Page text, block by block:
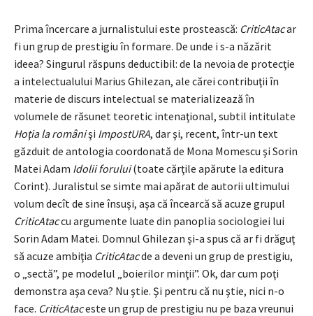
Prima încercare a jurnalistului este prostească: CriticAtacar
fi un grup de prestigiu în formare. De unde i s-a năzărit
ideea? Singurul răspuns deductibil: de la nevoia de protecţie
a intelectualului Marius Ghilezan, ale cărei contribuţii în
materie de discurs intelectual se materializează în
volumele de răsunet teoretic intenaţional, subtil intitulate
Hoţia la românişi ImpostURA, dar şi, recent, într-un text
găzduit de antologia coordonată de Mona Momescu şi Sorin
Matei Adam Idolii forului(toate cărţile apărute la editura
Corint). Juralistul se simte mai apărat de autorii ultimului
volum decît de sine însuşi, aşa că încearcă să acuze grupul
CriticAtaccu argumente luate din panoplia sociologiei lui
Sorin Adam Matei. Domnul Ghilezan şi-a spus că ar fi drăguţ
să acuze ambiţia CriticAtacde a deveni un grup de prestigiu,
o „sectă”, pe modelul „boierilor minţii”. Ok, dar cum poţi
demonstra aşa ceva? Nu ştie. Şi pentru că nu ştie, nici n-o
face. CriticAtaceste un grup de prestigiu nu pe baza vreunui